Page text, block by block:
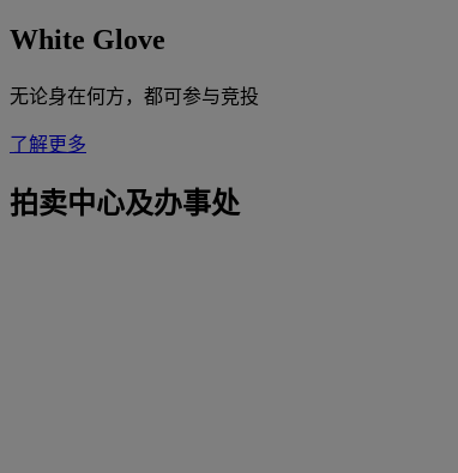
White Glove
无论身在何方，都可参与竞投
了解更多
拍卖中心及办事处